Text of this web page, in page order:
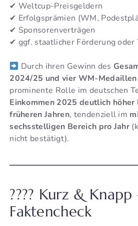
✔ Weltcup-Preisgeldern
✔ Erfolgsprämien (WM,
✔ Sponsorenverträgen
✔ ggf. staatlicher Förderung oder
Durch ihren Gewinn des
2024/25 und vier WM-Medaillen
prominente Rolle im deutschen
Einkommen 2025 deutlich höher
früheren Jahren, tendenziell im
sechsstelligen Bereich pro Jahr
nicht bestätigt).
???? Kurz & Knapp
Faktencheck